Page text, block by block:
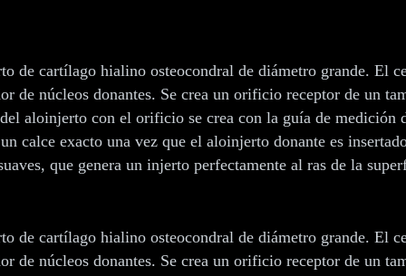
de cartílago hialino osteocondral de diámetro grande. El
de núcleos donantes. Se crea un orificio receptor de un
aloinjerto con el orificio se crea con la guía de medición
calce exacto una vez que el aloinjerto donante es
que genera un injerto perfectamente al ras de la
de cartílago hialino osteocondral de diámetro grande. El
de núcleos donantes. Se crea un orificio receptor de un